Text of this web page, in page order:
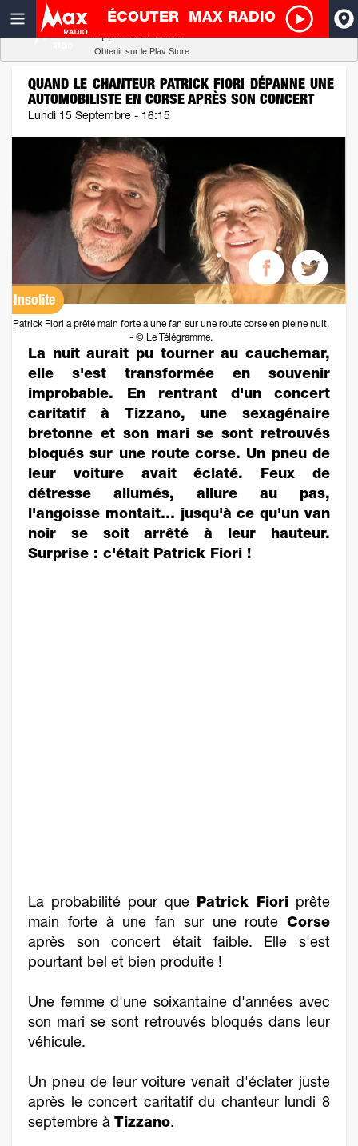
ÉCOUTER MAX RADIO
QUAND LE CHANTEUR PATRICK FIORI DÉPANNE UNE
AUTOMOBILISTE EN CORSE APRÈS SON CONCERT
Lundi 15 Septembre - 16:15
Insolite
Patrick Fiori a prêté main forte à une fan sur une route corse en pleine nuit.
- © Le Télégramme.
La nuit aurait pu tourner au cauchemar,
elle s'est transformée en souvenir
improbable. En rentrant d'un concert
caritatif à Tizzano, une sexagénaire
bretonne et son mari se sont retrouvés
bloqués sur une route corse. Un pneu de
leur voiture avait éclaté. Feux de
détresse allumés, allure au pas,
l'angoisse montait… jusqu'à ce qu'un van
noir se soit arrêté à leur hauteur.
Surprise : c'était Patrick Fiori !
La probabilité pour que Patrick Fiori prête
main forte à une fan sur une route Corse
après son concert était faible. Elle s'est
pourtant bel et bien produite !
Une femme d'une soixantaine d'années avec
son mari se sont retrouvés bloqués dans leur
véhicule.
Un pneu de leur voiture venait d'éclater juste
après le concert caritatif du chanteur lundi 8
septembre à Tizzano.
Radio SCOOP
Obtenir sur le Play Store
Télécharger